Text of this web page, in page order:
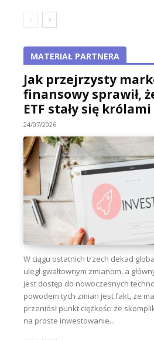
MATERIAŁ PARTNERA
Jak przejrzysty
finansowy sprawił,
ETF stały się
24/07/2026
W ciągu ostatnich trzech dekad
uległ gwałtownym zmianom, a
jest dostęp do nowoczesnych
powodem tych zmian jest fakt, że
przeniósł punkt ciężkości ze
na proste inwestowanie...